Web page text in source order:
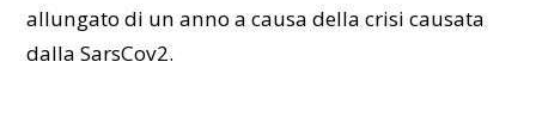
allungato di un anno a causa della crisi causata
dalla SarsCov2.